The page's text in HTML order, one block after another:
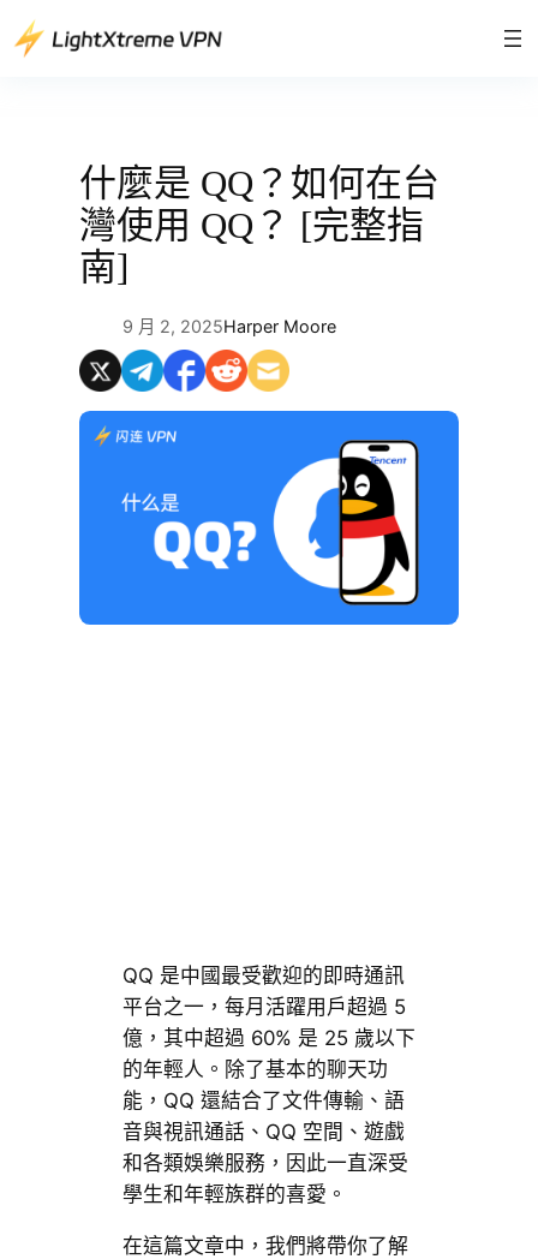
至
什麼是 QQ？如何在台
灣使用 QQ？ [完整指
南]
9 月 2, 2025Harper Moore
QQ 是中國最受歡迎的即時通訊
平台之一，每月活躍用戶超過 5
億，其中超過 60% 是 25 歲以下
的年輕人。除了基本的聊天功
能，QQ 還結合了文件傳輸、語
音與視訊通話、QQ 空間、遊戲
和各類娛樂服務，因此一直深受
學生和年輕族群的喜愛。
在這篇文章中，我們將帶你了解